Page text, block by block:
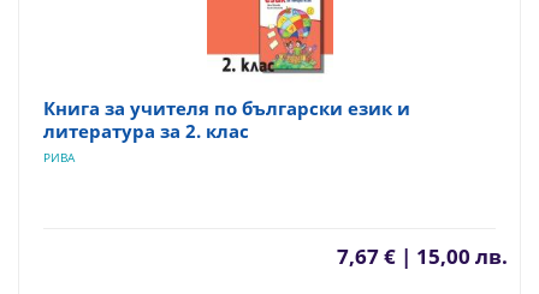
Книга за учителя по български език и
литература за 2. клас
РИВА
7,67 € | 15,00 лв.